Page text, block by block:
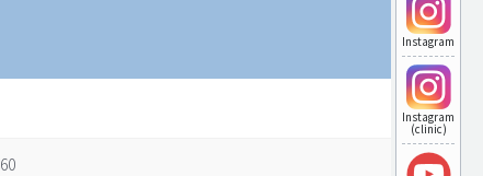
Instagram
Instagram
(clinic)